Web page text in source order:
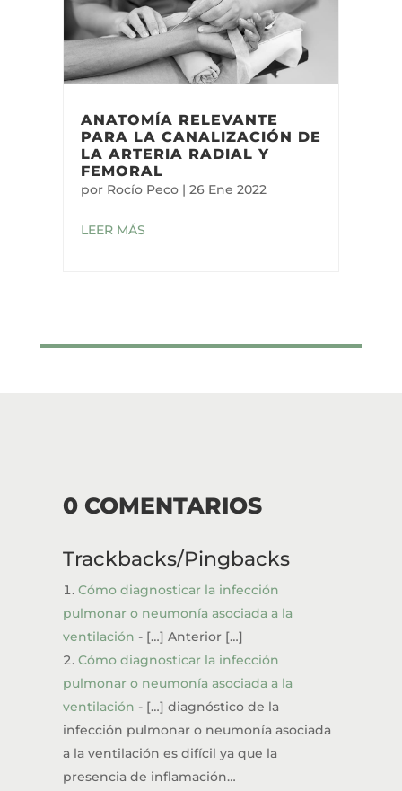
ANATOMÍA RELEVANTE
PARA LA CANALIZACIÓN DE
LA ARTERIA RADIAL Y
FEMORAL
por Rocío Peco| 26 Ene 2022
LEER MÁS
0 COMENTARIOS
Trackbacks/Pingbacks
Cómo diagnosticar la infección
pulmonar o neumonía asociada a la
ventilación - […] Anterior […]
Cómo diagnosticar la infección
pulmonar o neumonía asociada a la
ventilación - […] diagnóstico de la
infección pulmonar o neumonía asociada
a la ventilación es difícil ya que la
presencia de inflamación…